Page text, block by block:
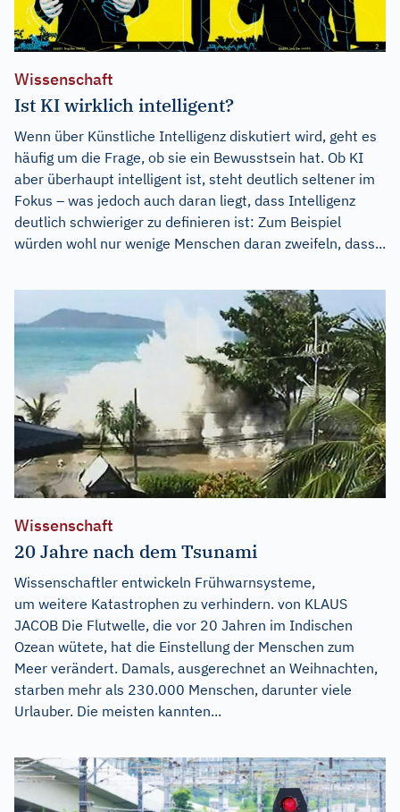
Wissenschaft
Ist KI wirklich intelligent?
Wenn über Künstliche Intelligenz diskutiert wird, geht es
häufig um die Frage, ob sie ein Bewusstsein hat. Ob KI
aber überhaupt intelligent ist, steht deutlich seltener im
Fokus – was jedoch auch daran liegt, dass Intelligenz
deutlich schwieriger zu definieren ist: Zum Beispiel
würden wohl nur wenige Menschen daran zweifeln, dass...
Wissenschaft
20 Jahre nach dem Tsunami
Wissenschaftler entwickeln Frühwarnsysteme,
um weitere Katastrophen zu verhindern. von KLAUS
JACOB Die Flutwelle, die vor 20 Jahren im Indischen
Ozean wütete, hat die Einstellung der Menschen zum
Meer verändert. Damals, ausgerechnet an Weihnachten,
starben mehr als 230.000 Menschen, darunter viele
Urlauber. Die meisten kannten...